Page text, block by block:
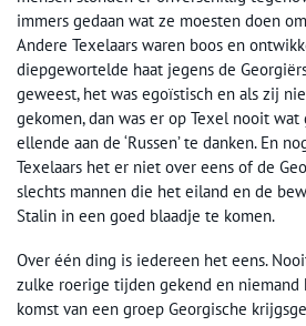
immers gedaan wat ze moesten doen
Andere Texelaars waren boos en
diepgewortelde haat jegens de
geweest, het was egoïstisch en als zij
gekomen, dan was er op Texel nooit wat
ellende aan de ‘Russen’ te danken. En
Texelaars het er niet over eens of de
slechts mannen die het eiland en de
Stalin in een goed blaadje te komen.
Over één ding is iedereen het eens.
zulke roerige tijden gekend en niemand
komst van een groep Georgische